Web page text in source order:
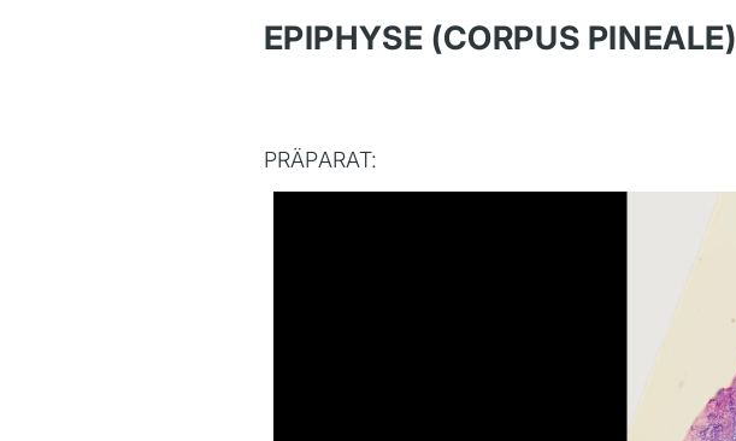
EPIPHYSE (CORPUS PINEALE)
PRÄPARAT: